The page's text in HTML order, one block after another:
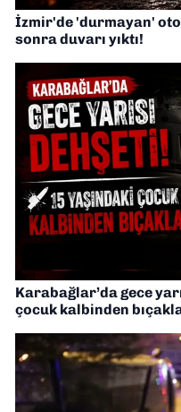
İzmir'de 'durmayan'
sonra duvarı yıktı!
Karabağlar’da gece
çocuk kalbinden